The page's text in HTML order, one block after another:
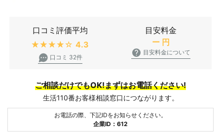
口コミ評価平均
★★★★★ 4.3
口コミ 32件
目安料金
ー 円
目安料金について
ご相談だけでもOK!まずはお電話ください!
生活110番お客様相談窓口につながります。
お電話の際、下記IDをお知らせください。
企業ID：612